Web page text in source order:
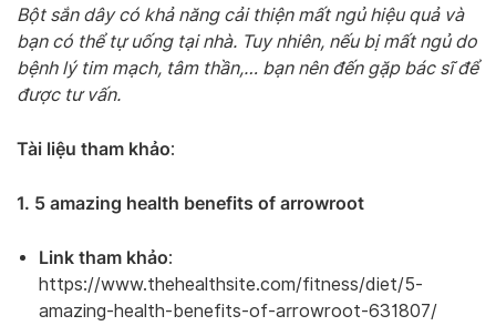
Bột sắn dây có khả năng cải thiện mất ngủ hiệu quả và
bạn có thể tự uống tại nhà. Tuy nhiên, nếu bị mất ngủ do
bệnh lý tim mạch, tâm thần,… bạn nên đến gặp bác sĩ để
được tư vấn.
Tài liệu tham khảo:
1. 5 amazing health benefits of arrowroot
Link tham khảo:
https://www.thehealthsite.com/fitness/diet/5-
amazing-health-benefits-of-arrowroot-631807/